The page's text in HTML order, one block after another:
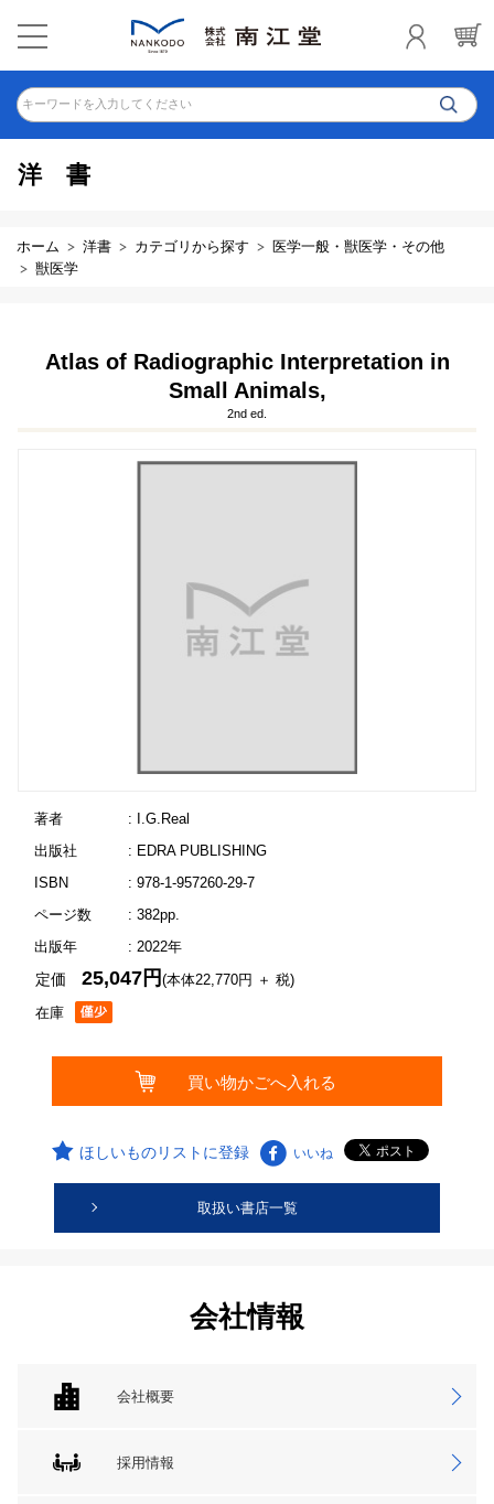
キーワードを入力してください
洋書
ホーム 洋書 カテゴリから探す
医学一般・獣医学・その他
獣医学
Atlas of Radiographic Interpretation in
Small Animals,
2nd ed.
著者
: I.G.Real
出版社
: EDRA PUBLISHING
ISBN
: 978-1-957260-29-7
ページ数
: 382pp.
出版年
: 2022年
在庫
定価25,047円(本体22,770円 ＋ 税)
ほしいものリストに登録 いいね
取扱い書店一覧
会社情報
会社概要
採用情報